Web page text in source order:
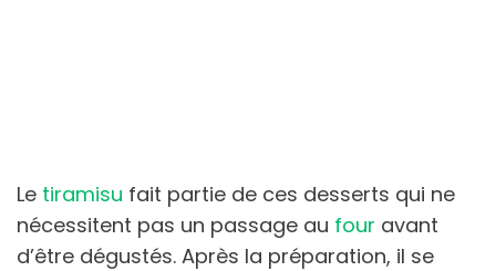
Le tiramisu fait partie de ces desserts qui ne
nécessitent pas un passage au four avant
d’être dégustés. Après la préparation, il se